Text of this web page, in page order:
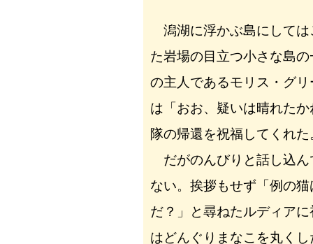
潟湖に浮かぶ島にしては
た岩場の目立つ小さな島
の主人であるモリス・グ
は「おお、疑いは晴れた
隊の帰還を祝福してくれた
だがのんびりと話し込ん
ない。挨拶もせず「例の猫
だ？」と尋ねたルディア
はどんぐりまなこを丸く